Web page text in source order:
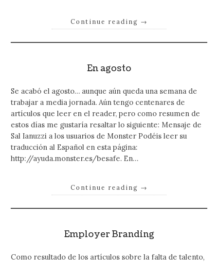
Continue reading →
En agosto
Se acabó el agosto… aunque aún queda una semana de
trabajar a media jornada. Aún tengo centenares de
artículos que leer en el reader, pero como resumen de
estos días me gustaría resaltar lo siguiente: Mensaje de
Sal Ianuzzi a los usuarios de Monster Podéis leer su
traducción al Español en esta página:
http://ayuda.monster.es/besafe. En…
Continue reading →
Employer Branding
Como resultado de los artículos sobre la falta de talento,